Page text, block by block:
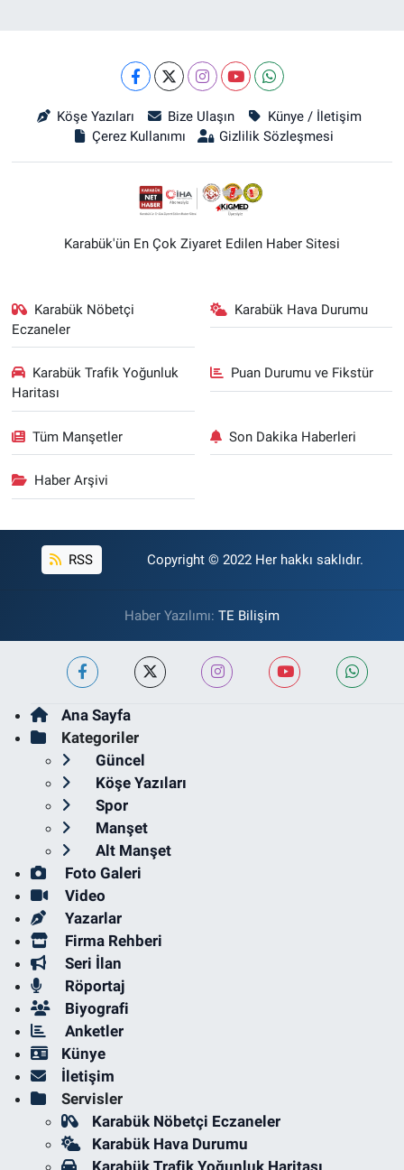
Köşe Yazıları Bize Ulaşın
Künye / İletişim
Çerez Kullanımı
Gizlilik Sözleşmesi
Karabük'ün En Çok Ziyaret Edilen Haber Sitesi
Karabük Nöbetçi
Eczaneler
Karabük Hava Durumu
Karabük Trafik Yoğunluk
Haritası
Puan Durumu ve Fikstür
Tüm Manşetler Son Dakika Haberleri
Haber Arşivi
RSS Copyright © 2022 Her hakkı saklıdır.
Haber Yazılımı: TE Bilişim
Ana Sayfa
Kategoriler
Güncel
Köşe Yazıları
Spor
Manşet
Alt Manşet
Foto Galeri
Video
Yazarlar
Firma Rehberi
Seri İlan
Röportaj
Biyografi
Anketler
Künye
İletişim
Servisler
Karabük Nöbetçi Eczaneler
Karabük Hava Durumu
Karabük Trafik Yoğunluk Haritası